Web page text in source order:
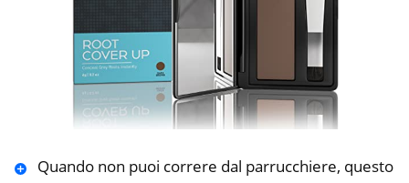
Quando non puoi correre dal parrucchiere, questo